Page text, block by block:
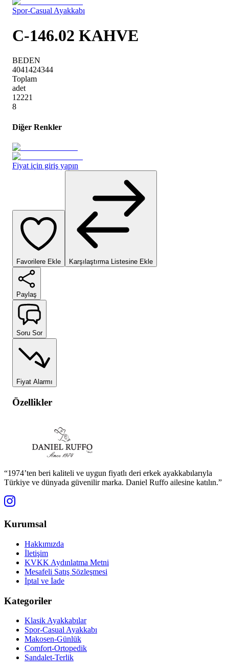
Spor-Casual Ayakkabı
C-146.02 KAHVE
BEDEN
4041424344
Toplam
adet
12221
8
Diğer Renkler
Fiyat için giriş yapın
Favorilere Ekle Karşılaştırma Listesine Ekle
Paylaş
Soru Sor
Fiyat Alarmı
Özellikler
“1974’ten beri kaliteli ve uygun fiyatlı deri erkek ayakkabılarıyla
Türkiye ve dünyada güvenilir marka. Daniel Ruffo ailesine katılın.”
Kurumsal
Hakkımızda
İletişim
KVKK Aydınlatma Metni
Mesafeli Satış Sözleşmesi
İptal ve İade
Kategoriler
Klasik Ayakkabılar
Spor-Casual Ayakkabı
Makosen-Günlük
Comfort-Ortopedik
Sandalet-Terlik